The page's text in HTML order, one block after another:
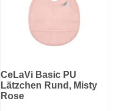
CeLaVi Basic PU
Lätzchen Rund, Misty
Rose